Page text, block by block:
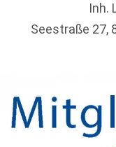
Inh.
Seestraße 27,